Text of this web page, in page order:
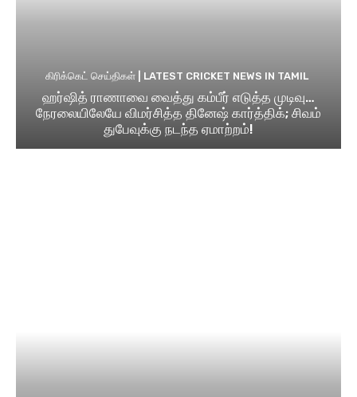
கிரிக்கெட் செய்திகள் | LATEST CRICKET NEWS IN TAMIL
ஹர்ஷித் ராணாவை வைத்து கம்பீர் எடுத்த முடிவு…
நேரலையிலேயே விமர்சித்த தினேஷ் கார்த்திக்; சிவம்
துபேவுக்கு நடந்த ஏமாற்றம்!